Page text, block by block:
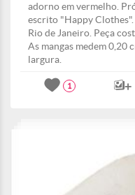
adorno em vermelho.
escrito "Happy
Rio de Janeiro. Peça
As mangas medem 0,20
largura.
1